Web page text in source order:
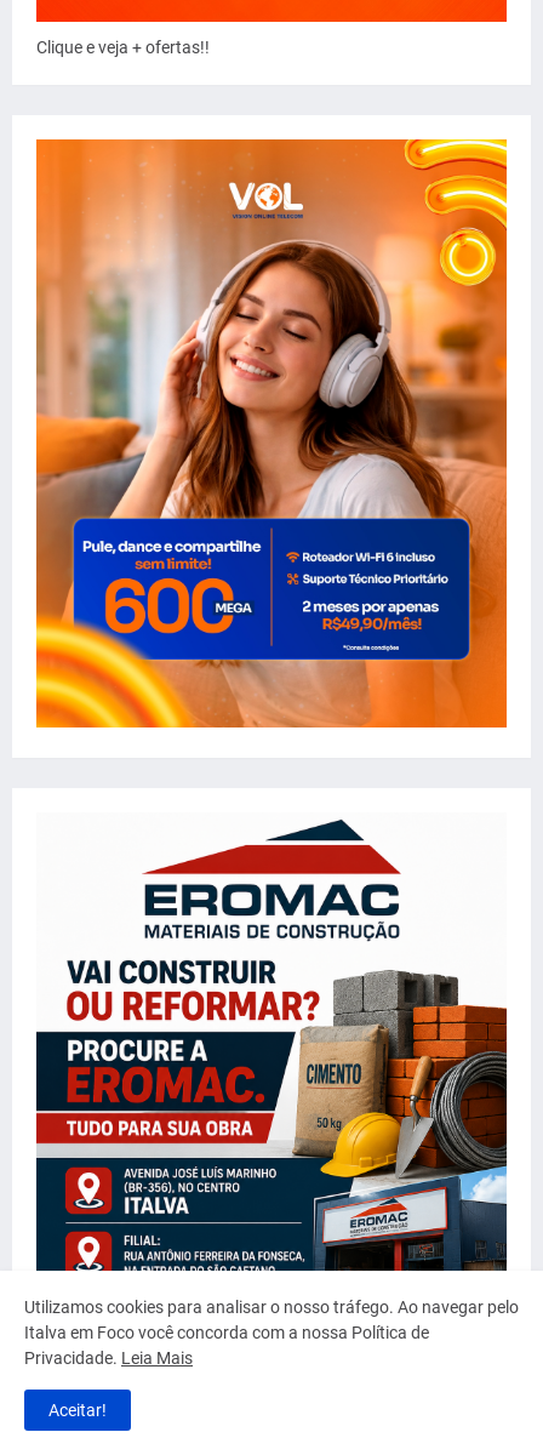
Clique e veja + ofertas!!
Utilizamos cookies para analisar o nosso tráfego. Ao navegar pelo
Italva em Foco você concorda com a nossa Política de
Privacidade. Leia Mais
Aceitar!